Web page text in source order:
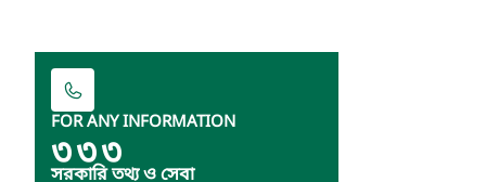
FOR ANY INFORMATION
৩৩৩
সরকারি তথ্য ও সেবা